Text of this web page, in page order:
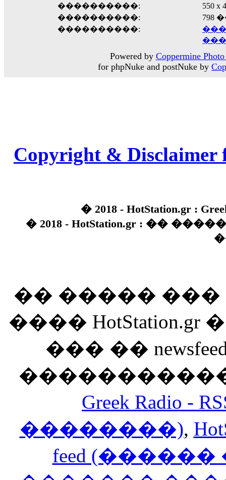
����������:
550
����������:
798
����������:
Powered by Coppermine
for phpNuke and postNuke by
Copyright & Disclaimer
� 2018 - HotStation.gr :
� 2018 - HotStation.gr : ��
�� �����
����
��� ��
Greek Radio
��������),
feed